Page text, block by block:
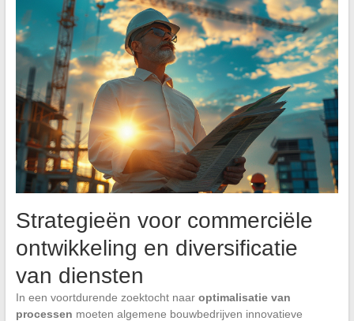
Strategieën voor commerciële
ontwikkeling en diversificatie
van diensten
In een voortdurende zoektocht naar optimalisatie van
processen moeten algemene bouwbedrijven innovatieve